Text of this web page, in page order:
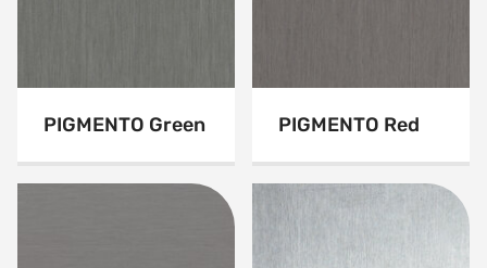
PIGMENTO Green PIGMENTO Red